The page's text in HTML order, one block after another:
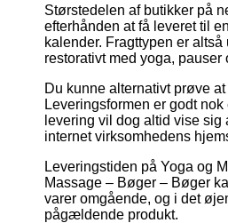
Størstedelen af butikker på
efterhånden at få leveret til
kalender. Fragttypen er
restorativt med yoga, pauser
Du kunne alternativt prøve
Leveringsformen er godt
levering vil dog altid vise
internet virksomhedens
Leveringstiden på Yoga og
Massage – Bøger – Bøger
varer omgående, og i det
pågældende produkt.